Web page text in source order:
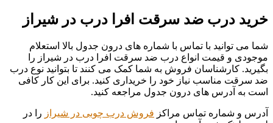
خرید درب ضد سرقت افرا درب در شیراز
شما می توانید با تماس با شماره های درون جدول بالا استعلام
موجودی و قیمت انواع درب ضد سرقت افرا درب در شیراز را
بگیرید. کارشناسان فروش به شما کمک می کنند تا بتوانید نوع درب
ضد سرقت مناسب نیاز خود را خریداری کنید. برای این کار کافی
است به آدرس های درون جدول مراجعه کنید.
آدرس و شماره تماس مراکز فروش درب چوبی در شیراز را در